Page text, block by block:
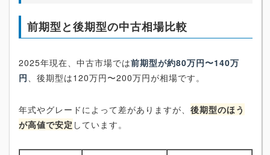
前期型と後期型の中古相場比較
2025年現在、中古市場では前期型が約80万円〜140万
円、後期型は120万円〜200万円が相場です。
年式やグレードによって差がありますが、 後期型のほう
が高値で安定 しています。